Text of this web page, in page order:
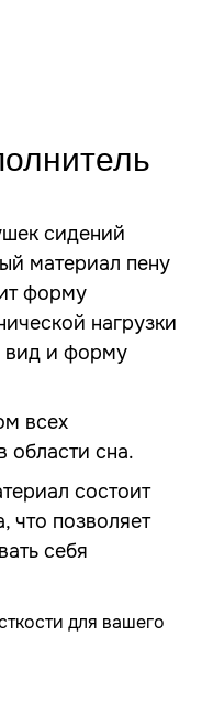
сидений
материал пену
форму
нагрузки
вид и форму
всех
области сна.
состоит
что позволяет
себя
для вашего